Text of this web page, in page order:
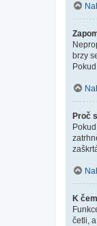
brzy
Proč
K
četli,